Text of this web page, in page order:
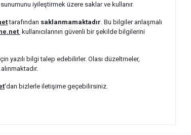
iyileştirmek üzere saklar ve kullanır.
tarafından saklanmamaktadır. Bu bilgiler anlaşmalı
kullanıcılarının güvenli bir şekilde bilgilerini
yazılı bilgi talep edebilirler. Olası düzeltmeler,
'dan bizlerle iletişime geçebilirsiniz.